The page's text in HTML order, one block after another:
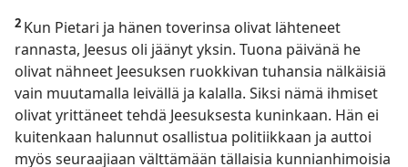
2 Kun Pietari ja hänen toverinsa olivat lähteneet
rannasta, Jeesus oli jäänyt yksin. Tuona päivänä he
olivat nähneet Jeesuksen ruokkivan tuhansia nälkäisiä
vain muutamalla leivällä ja kalalla. Siksi nämä ihmiset
olivat yrittäneet tehdä Jeesuksesta kuninkaan. Hän ei
kuitenkaan halunnut osallistua politiikkaan ja auttoi
myös seuraajiaan välttämään tällaisia kunnianhimoisia